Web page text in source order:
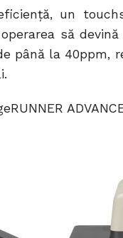
un
să devină
până la 40ppm,